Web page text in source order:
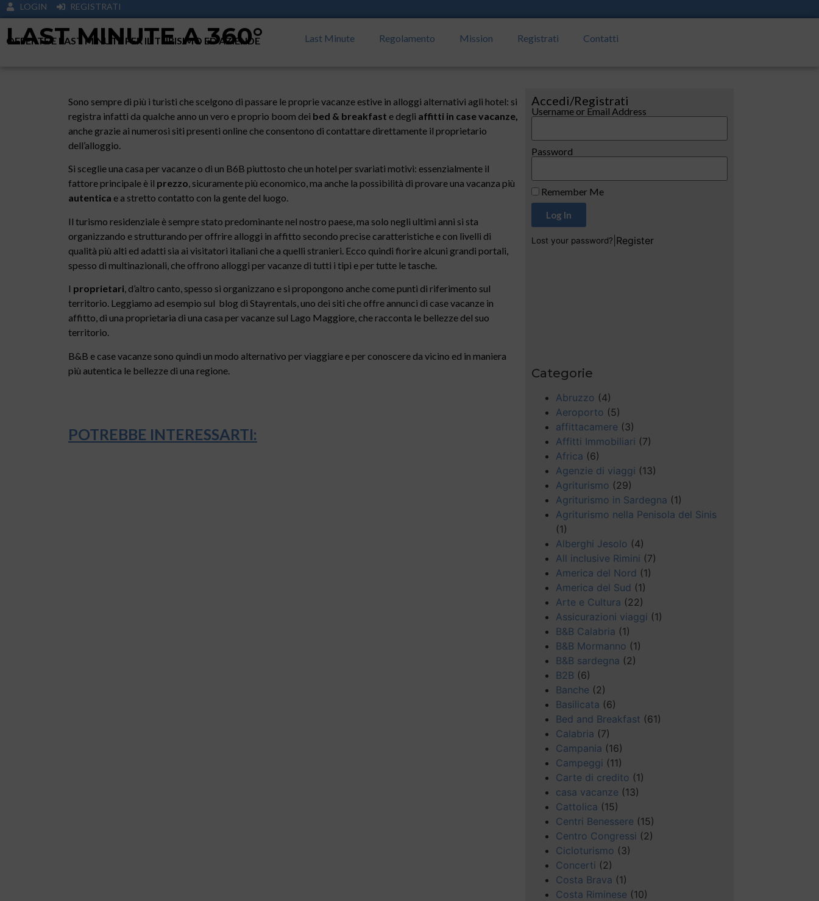
LOGIN REGISTRATI
LAST MINUTE A 360°
OFFERTE E LAST MINUTE PER IL TURISIMO ED AZIENDE Last Minute Regolamento Mission Registrati Contatti
Sono sempre di più i turisti che scelgono di passare le proprie vacanze estive in alloggi alternativi agli hotel: si
registra infatti da qualche anno un vero e proprio boom dei bed & breakfast e degli affitti in case vacanze,
anche grazie ai numerosi siti presenti online che consentono di contattare direttamente il proprietario
dell’alloggio.
Si sceglie una casa per vacanze o di un B6B piuttosto che un hotel per svariati motivi: essenzialmente il
fattore principale è il prezzo, sicuramente più economico, ma anche la possibilità di provare una vacanza più
autentica e a stretto contatto con la gente del luogo.
Il turismo residenziale è sempre stato predominante nel nostro paese, ma solo negli ultimi anni si sta
organizzando e strutturando per offrire alloggi in affitto secondo precise caratteristiche e con livelli di
qualità più alti ed adatti sia ai visitatori italiani che a quelli stranieri. Ecco quindi fiorire alcuni grandi portali,
spesso di multinazionali, che offrono alloggi per vacanze di tutti i tipi e per tutte le tasche.
I proprietari, d’altro canto, spesso si organizzano e si propongono anche come punti di riferimento sul
territorio. Leggiamo ad esempio sul blog di Stayrentals, uno dei siti che offre annunci di case vacanze in
affitto, di una proprietaria di una casa per vacanze sul Lago Maggiore, che racconta le bellezze del suo
territorio.
B&B e case vacanze sono quindi un modo alternativo per viaggiare e per conoscere da vicino ed in maniera
più autentica le bellezze di una regione.
POTREBBE INTERESSARTI:
Accedi/Registrati
Username or Email Address
Password
Remember Me
Log In
Lost your password? Register
Categorie
Abruzzo (4)
Aeroporto (5)
affittacamere (3)
Affitti Immobiliari (7)
Africa (6)
Agenzie di viaggi (13)
Agriturismo (29)
Agriturismo in Sardegna (1)
Agriturismo nella Penisola del Sinis
(1)
Alberghi Jesolo (4)
All inclusive Rimini (7)
America del Nord (1)
America del Sud (1)
Arte e Cultura (22)
Assicurazioni viaggi (1)
B&B Calabria (1)
B&B Mormanno (1)
B&B sardegna (2)
B2B (6)
Banche (2)
Basilicata (6)
Bed and Breakfast (61)
Calabria (7)
Campania (16)
Campeggi (11)
Carte di credito (1)
casa vacanze (13)
Cattolica (15)
Centri Benessere (15)
Centro Congressi (2)
Cicloturismo (3)
Concerti (2)
Costa Brava (1)
Costa Riminese (10)